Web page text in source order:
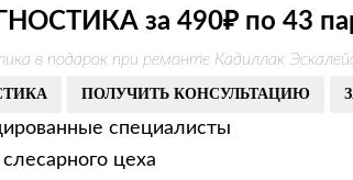
за 490₽ по 43
в подарок при ремонте Кадиллак
ПОЛУЧИТЬ КОНСУЛЬТАЦИЮ
специалисты